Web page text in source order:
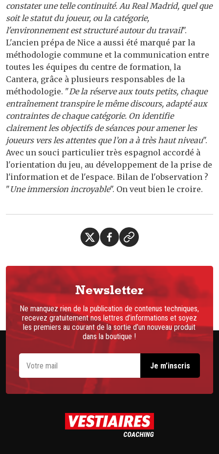
constater une telle continuité. Au Real Madrid, quel que
soit le statut du joueur, ou la catégorie,
l'environnement est structuré autour du travail".
L'ancien prépa de Nice a aussi été marqué par la
méthodologie commune et la communication entre
toutes les équipes du centre de formation, la
Cantera, grâce à plusieurs responsables de la
méthodologie. "De la réserve aux touts petits, chaque
entraînement transpire le même discours, adapté aux
contraintes de chaque catégorie. On identifie
clairement les objectifs de séances pour amener les
joueurs vers les attentes que l’on a à très haut niveau".
Avec un souci particulier très espagnol accordé à
l'orientation du jeu, au développement de la prise de
l'information et de l'espace. Bilan de l'observation ?
"Une immersion incroyable". On veut bien le croire.
Newsletter
Ne manquez rien de la publication de contenus techniques,
recevez gratuitement nos lettres d’informations et soyez
les premiers au courant de la sortie d’un nouveau produit
dans la boutique !